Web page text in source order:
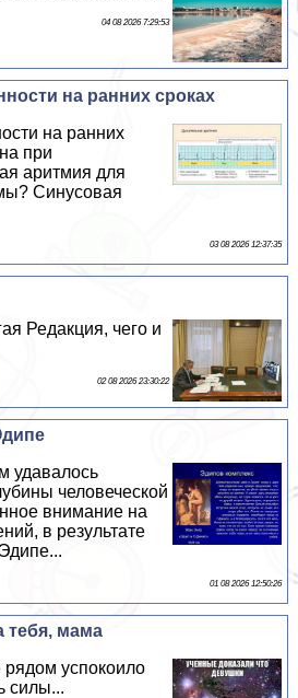
04 08 2026 7:29:53
на ранних сроках
на ранних
при
аритмия для
Синусовая
03 08 2026 12:37:35
Редакция, чего и
02 08 2026 23:30:22
удавалось
человеческой
внимание на
в результате
01 08 2026 12:50:26
тебя, мама
рядом успокоило
силы...